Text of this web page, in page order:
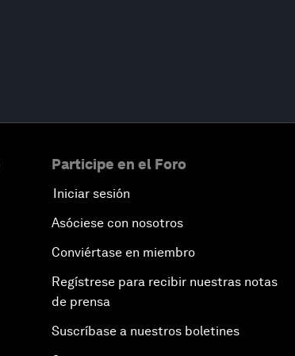
Participe en el Foro
Iniciar sesión
Asóciese con nosotros
Conviértase en miembro
Regístrese para recibir nuestras notas
de prensa
Suscríbase a nuestros boletines